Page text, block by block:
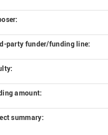
party funder/funding line:
amount:
summary: